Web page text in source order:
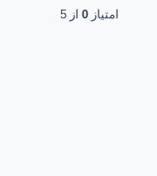
امتیاز 0 از 5